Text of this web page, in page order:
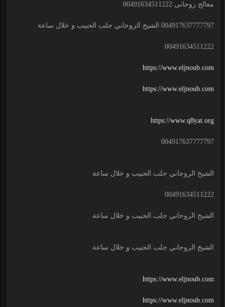
معالج روحانى 00491634511222
004917637777797 الشيخ الروحاني جلب الحبيب و خلال ساعة
00491634511222
https://www.eljnoub.com
https://www.eljnoub.com
https://www.q8yat.org
004917637777797
الشيخ الروحاني جلب الحبيب و خلال ساعة
00491634511222
الشيخ الروحاني جلب الحبيب و خلال ساعة
الشيخ الروحاني جلب الحبيب و خلال ساعة
https://www.eljnoub.com
https://www.eljnoub.com